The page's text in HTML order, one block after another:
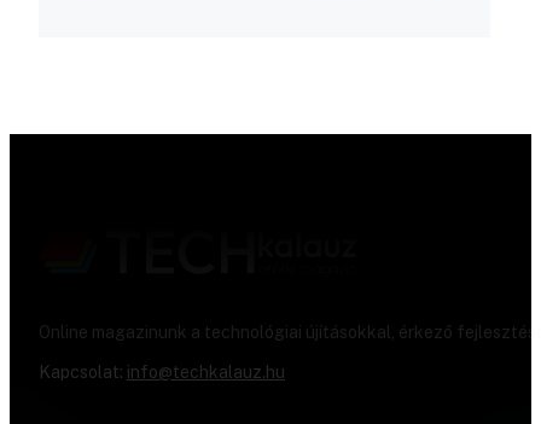
Online magazinunk a technológiai újításokkal, érkező
Kapcsolat: info@techkalauz.hu